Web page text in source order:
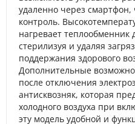
удаленно через
контроль.
нагревает теплообменник
стерилизуя и удаляя
поддержания здорового
Дополнительные
после отключения
антисквозняк, которая
холодного воздуха при
эту модель удобной и